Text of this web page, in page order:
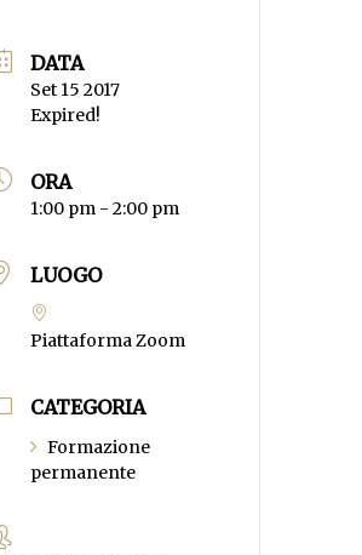
DATA
Set 15 2017
Expired!
ORA
1:00 pm - 2:00 pm
LUOGO
Piattaforma Zoom
CATEGORIA
Formazione
permanente